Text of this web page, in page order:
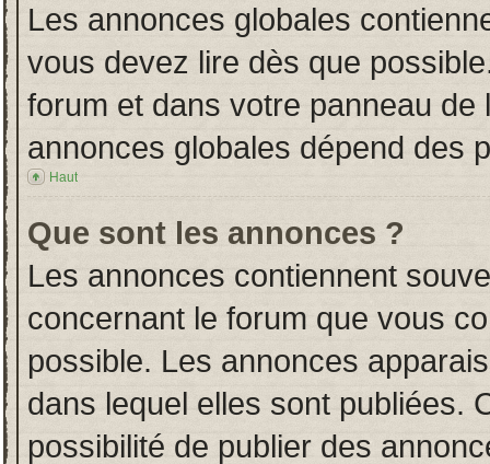
Les annonces globales
vous devez lire dès que
forum et dans votre panneau de
annonces globales dépend des
Haut
Que sont les annonces ?
Les annonces contiennent
concernant le forum que vous
possible. Les annonces
dans lequel elles sont publiées.
possibilité de publier des